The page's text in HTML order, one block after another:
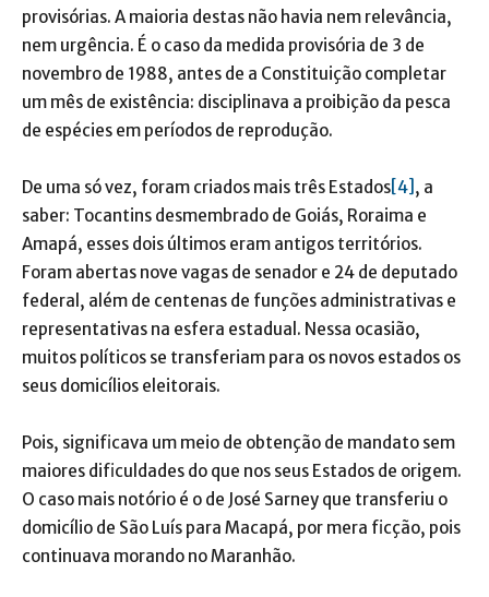
provisórias. A maioria destas não havia nem relevância,
nem urgência. É o caso da medida provisória de 3 de
novembro de 1988, antes de a Constituição completar
um mês de existência: disciplinava a proibição da pesca
de espécies em períodos de reprodução.
De uma só vez, foram criados mais três Estados[4] , a
saber: Tocantins desmembrado de Goiás, Roraima e
Amapá, esses dois últimos eram antigos territórios.
Foram abertas nove vagas de senador e 24 de deputado
federal, além de centenas de funções administrativas e
representativas na esfera estadual. Nessa ocasião,
muitos políticos se transferiam para os novos estados os
seus domicílios eleitorais.
Pois, significava um meio de obtenção de mandato sem
maiores dificuldades do que nos seus Estados de origem.
O caso mais notório é o de José Sarney que transferiu o
domicílio de São Luís para Macapá, por mera ficção, pois
continuava morando no Maranhão.